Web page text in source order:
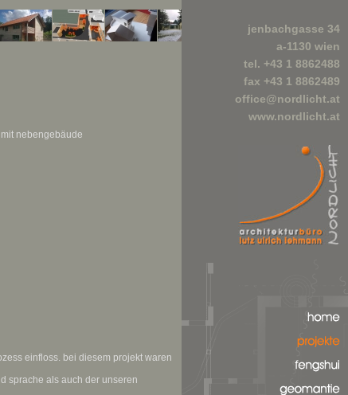
nebengebäude
einfloss. bei diesem projekt waren
sprache als auch der unseren
jenbachgasse 34
a-1130 wien
tel. +43 1 8862488
fax +43 1 8862489
office@nordlicht.at
www.nordlicht.at
home
projekte
fengshui